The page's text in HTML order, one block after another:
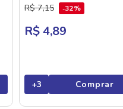
R$ 7,15 32%
R$ 4,89
+3 Comprar